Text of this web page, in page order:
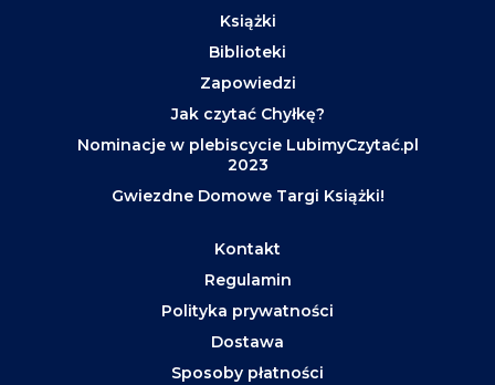
Książki
Biblioteki
Zapowiedzi
Jak czytać Chyłkę?
Nominacje w plebiscycie LubimyCzytać.pl
2023
Gwiezdne Domowe Targi Książki!
Kontakt
Regulamin
Polityka prywatności
Dostawa
Sposoby płatności